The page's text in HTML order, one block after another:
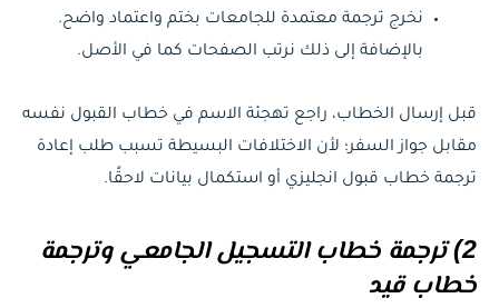
نخرج ترجمة معتمدة للجامعات بختم واعتماد واضح.
بالإضافة إلى ذلك نرتب الصفحات كما في الأصل.
قبل إرسال الخطاب، راجع تهجئة الاسم في خطاب القبول نفسه
مقابل جواز السفر؛ لأن الاختلافات البسيطة تسبب طلب إعادة
ترجمة خطاب قبول انجليزي أو استكمال بيانات لاحقًا.
2) ترجمة خطاب التسجيل الجامعي وترجمة
خطاب قيد